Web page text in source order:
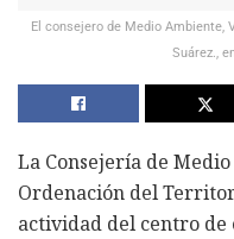
El consejero de Medio Ambiente,
Suárez.,
La Consejería de
Ordenación del
actividad del centro de